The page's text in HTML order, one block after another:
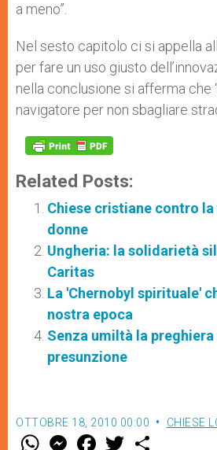
a meno”.
Nel sesto capitolo ci si appella
per fare un uso giusto
nella conclusione si afferma che
navigatore per non sbagliare
Related Posts:
Chiese cristiane contro
donne
Ungheria: la solidarietà
Caritas
La 'Chernobyl spirituale'
nostra epoca
Senza umiltà la
presunzione
OTTOBRE 18, 2010 00:00 CHIESE
W M F